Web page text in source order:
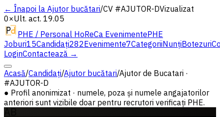
← Înapoi la Ajutor bucătari/CV #AJUTOR-DVizualizat
0×Ult. act. 19.05
PHE / Personal HoReCa EvenimentePHE
Joburi15Candidați282Evenimente7CategoriiNunțiBotezuri
LoginContactează →
Acasă/Candidați/Ajutor bucătari/Ajutor de Bucatari ·
#AJUTOR-D
● Profil anonimizat · numele, poza și numele angajatorilor
anteriori sunt vizibile doar pentru recrutori verificați PHE.